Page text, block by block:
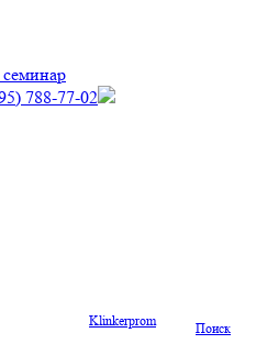
семинар
788-77-02
Поиск
Klinkerprom